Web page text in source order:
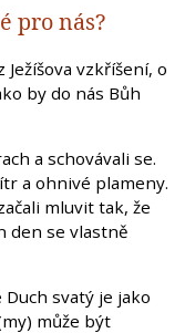
pro nás?
vzkříšení, o
by do nás Bůh
a schovávali se.
a ohnivé plameny.
mluvit tak, že
den se vlastně
svatý je jako
může být